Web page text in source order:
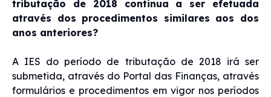
tributação de 2018 continua a ser efetuada
através dos procedimentos similares aos dos
anos anteriores?
A IES do período de tributação de 2018 irá ser
submetida, através do Portal das Finanças, através
formulários e procedimentos em vigor nos períodos